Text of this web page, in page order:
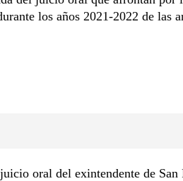
los años 2021-2022 de las
oral del exintendente de San